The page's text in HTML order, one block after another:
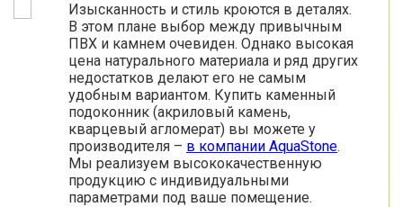
Изысканность и стиль кроются в деталях.
В этом плане выбор между привычным
ПВХ и камнем очевиден. Однако высокая
цена натурального материала и ряд других
недостатков делают его не самым
удобным вариантом. Купить каменный
подоконник (акриловый камень,
кварцевый агломерат) вы можете у
производителя – в компании AquaStone.
Мы реализуем высококачественную
продукцию с индивидуальными
параметрами под ваше помещение.